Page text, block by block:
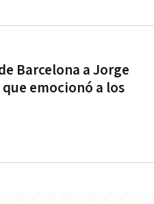
Barcelona a Jorge
emocionó a los